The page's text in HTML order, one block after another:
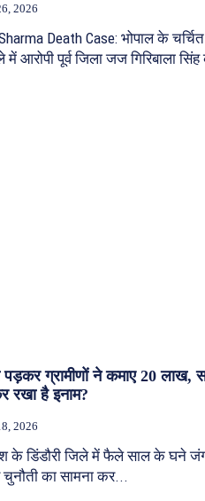
2026
Death Case: भोपाल के चर्चित
में आरोपी पूर्व जिला जज गिरिबाला
पड़कर ग्रामीणों ने कमाए 20 लाख,
रखा है इनाम?
2026
के डिंडौरी जिले में फैले साल के घने
का सामना कर...